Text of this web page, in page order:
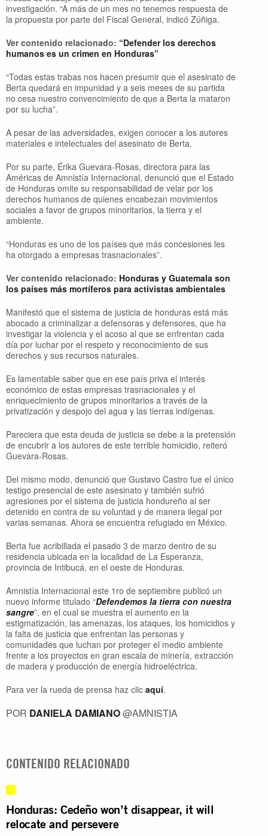
investigación. “A más de un mes no tenemos respuesta de
la propuesta por parte del Fiscal General, indicó Zúñiga.
Ver contenido relacionado: “Defender los derechos
humanos es un crimen en Honduras”
“Todas estas trabas nos hacen presumir que el asesinato de
Berta quedará en impunidad y a seis meses de su partida
no cesa nuestro convencimiento de que a Berta la mataron
por su lucha”.
A pesar de las adversidades, exigen conocer a los autores
materiales e intelectuales del asesinato de Berta.
Por su parte, Érika Guevara-Rosas, directora para las
Américas de Amnistía Internacional, denunció que el Estado
de Honduras omite su responsabilidad de velar por los
derechos humanos de quienes encabezan movimientos
sociales a favor de grupos minoritarios, la tierra y el
ambiente.
“Honduras es uno de los países que más concesiones les
ha otorgado a empresas trasnacionales”.
Ver contenido relacionado: Honduras y Guatemala son
los países más mortíferos para activistas ambientales
Manifestó que el sistema de justicia de honduras está más
abocado a criminalizar a defensoras y defensores, que ha
investigar la violencia y el acoso al que se enfrentan cada
día por luchar por el respeto y reconocimiento de sus
derechos y sus recursos naturales.
Es lamentable saber que en ese país priva el interés
económico de estas empresas trasnacionales y el
enriquecimiento de grupos minoritarios a través de la
privatización y despojo del agua y las tierras indígenas.
Pareciera que esta deuda de justicia se debe a la pretensión
de encubrir a los autores de este terrible homicidio, reiteró
Guevara-Rosas.
Del mismo modo, denunció que Gustavo Castro fue el único
testigo presencial de este asesinato y también sufrió
agresiones por el sistema de justicia hondureño al ser
detenido en contra de su voluntad y de manera ilegal por
varias semanas. Ahora se encuentra refugiado en México.
Berta fue acribillada el pasado 3 de marzo dentro de su
residencia ubicada en la localidad de La Esperanza,
provincia de Intibucá, en el oeste de Honduras.
Amnistía Internacional este 1ro de septiembre publicó un
nuevo informe titulado “Defendemos la tierra con nuestra
sangre”, en el cual se muestra el aumento en la
estigmatización, las amenazas, los ataques, los homicidios y
la falta de justicia que enfrentan las personas y
comunidades que luchan por proteger el medio ambiente
frente a los proyectos en gran escala de minería, extracción
de madera y producción de energía hidroeléctrica.
Para ver la rueda de prensa haz clic aquí.
POR DANIELA DAMIANO@AMNISTIA
CONTENIDO RELACIONADO
Honduras: Cedeño won’t disappear, it will
relocate and persevere